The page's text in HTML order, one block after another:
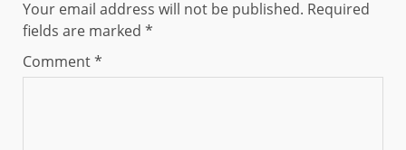
Your email address will not be published. Required
fields are marked *
Comment*